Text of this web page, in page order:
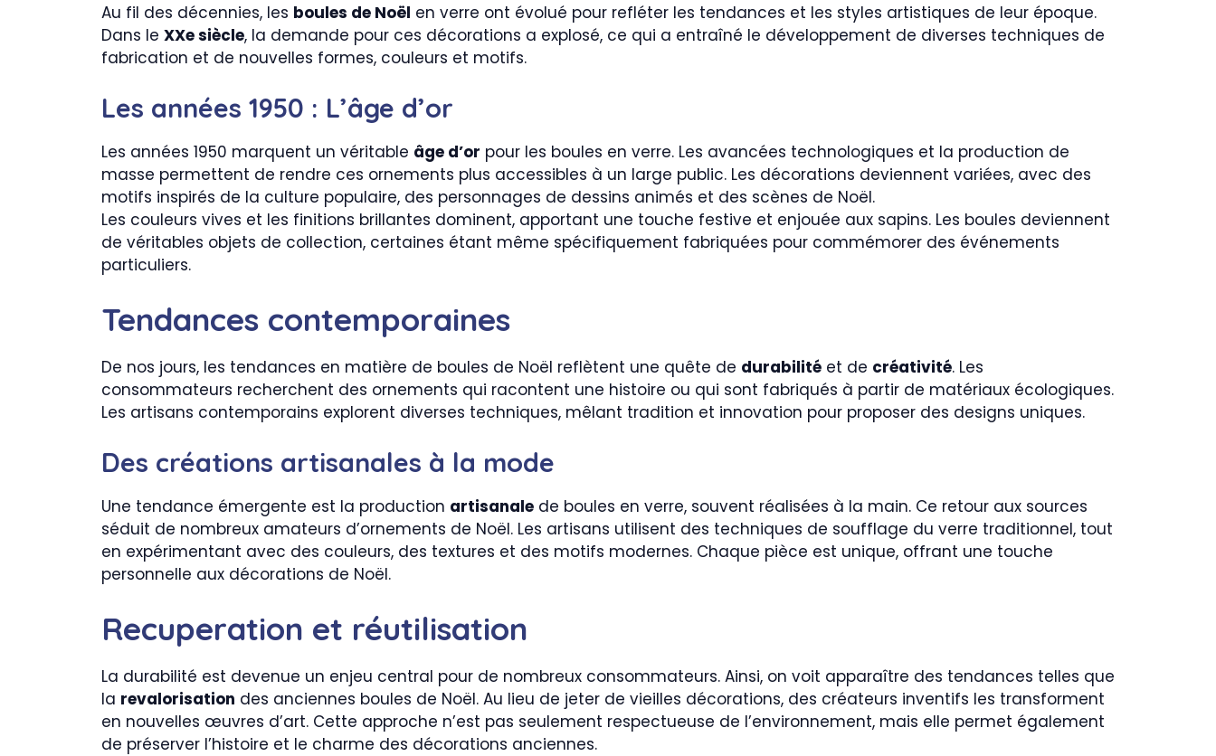
Au fil des décennies, les boules de Noël en verre ont évolué pour refléter les tendances et les styles artistiques de leur époque.
Dans le XXe siècle, la demande pour ces décorations a explosé, ce qui a entraîné le développement de diverses techniques de
fabrication et de nouvelles formes, couleurs et motifs.
Les années 1950 : L’âge d’or
Les années 1950 marquent un véritable âge d’or pour les boules en verre. Les avancées technologiques et la production de
masse permettent de rendre ces ornements plus accessibles à un large public. Les décorations deviennent variées, avec des
motifs inspirés de la culture populaire, des personnages de dessins animés et des scènes de Noël.
Les couleurs vives et les finitions brillantes dominent, apportant une touche festive et enjouée aux sapins. Les boules deviennent
de véritables objets de collection, certaines étant même spécifiquement fabriquées pour commémorer des événements
particuliers.
Tendances contemporaines
De nos jours, les tendances en matière de boules de Noël reflètent une quête de durabilité et de créativité. Les
consommateurs recherchent des ornements qui racontent une histoire ou qui sont fabriqués à partir de matériaux écologiques.
Les artisans contemporains explorent diverses techniques, mêlant tradition et innovation pour proposer des designs uniques.
Des créations artisanales à la mode
Une tendance émergente est la production artisanale de boules en verre, souvent réalisées à la main. Ce retour aux sources
séduit de nombreux amateurs d’ornements de Noël. Les artisans utilisent des techniques de soufflage du verre traditionnel, tout
en expérimentant avec des couleurs, des textures et des motifs modernes. Chaque pièce est unique, offrant une touche
personnelle aux décorations de Noël.
Recuperation et réutilisation
La durabilité est devenue un enjeu central pour de nombreux consommateurs. Ainsi, on voit apparaître des tendances telles que
la revalorisation des anciennes boules de Noël. Au lieu de jeter de vieilles décorations, des créateurs inventifs les transforment
en nouvelles œuvres d’art. Cette approche n’est pas seulement respectueuse de l’environnement, mais elle permet également
de préserver l’histoire et le charme des décorations anciennes.